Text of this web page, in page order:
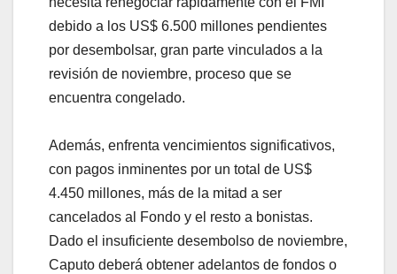
debido a los US$ 6.500 millones pendientes
por desembolsar, gran parte vinculados a la
revisión de noviembre, proceso que se
encuentra congelado.
Además, enfrenta vencimientos significativos,
con pagos inminentes por un total de US$
4.450 millones, más de la mitad a ser
cancelados al Fondo y el resto a bonistas.
Dado el insuficiente desembolso de noviembre,
Caputo deberá obtener adelantos de fondos o